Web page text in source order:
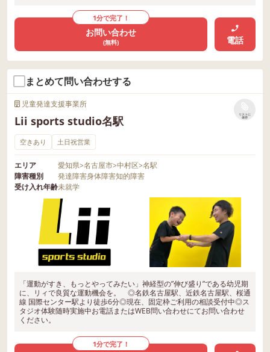
1分で完了！
お問い合わせ
(無料) 電話
まとめて問い合わせする
児童発達支援事業所
Lii sports studio名駅
リストに
保存
空きあり 土日祝営業
エリア 愛知県>名古屋市>中村区>名駅
障害種別
発達障害身体障害知的障害
受け入れ年齢未就学
「運動がすき、もっとやってみたい」神経型の”伸び盛り”である幼児期
に、リィで良質な運動機会を。 ◎名鉄名古屋駅、近鉄名古屋駅、桜通
線 国際センター駅より徒歩6分◎現在、固定枠ご利用の相談受付中◎ス
タジオ体験随時実施中お電話またはWEB問い合わせにてお問い合わせ
ください。
1分で完了！